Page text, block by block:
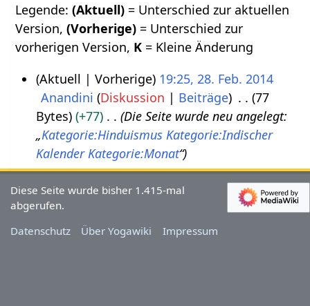
Legende:(Aktuell) = Unterschied zur aktuellen
Version,(Vorherige) = Unterschied zur
vorherigen Version, K = Kleine Änderung
e
b
u
Aktuell Vorherige 19:25, 28. Feb. 2014
Anandini Diskussion Beiträge
77
Bytes
+77
Die Seite wurde neu angelegt:
„Kategorie:Hinduismus Kategorie:Indischer
Kalender Kategorie:Monat“
Diese Seite wurde bisher 1.415-mal
abgerufen.
Datenschutz
Über Yogawiki Impressum